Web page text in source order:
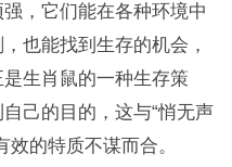
，它们能在各种环境中
也能找到生存的机会，
生肖鼠的一种生存策
己的目的，这与“悄无声
的特质不谋而合。